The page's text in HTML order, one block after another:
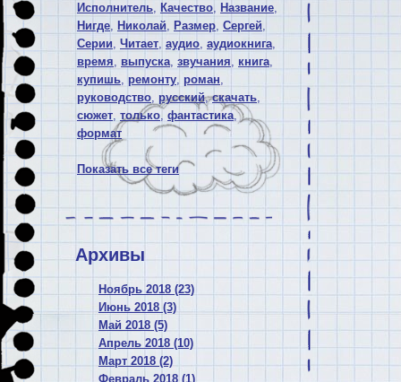
Исполнитель, Качество, Название,
Нигде, Николай, Размер, Сергей,
Серии, Читает, аудио, аудиокнига,
время, выпуска, звучания, книга,
купишь, ремонту, роман,
руководство, русский,скачать,
сюжет, только, фантастика,
формат
Показать все теги
Архивы
Ноябрь 2018 (23)
Июнь 2018 (3)
Май 2018 (5)
Апрель 2018 (10)
Март 2018 (2)
Февраль 2018 (1)